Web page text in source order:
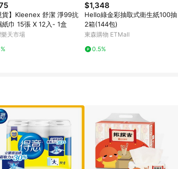
貨】Kleenex 舒潔 淨99抗
紙巾 15張 X 12入- 1盒
樂天市場
$1,348
Hello綠金彩抽取式衛生紙100抽
2箱(144包)
東森購物 ETMall
0.5%